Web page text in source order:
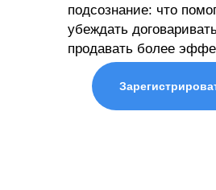
подсознание: что
убеждать
продавать более